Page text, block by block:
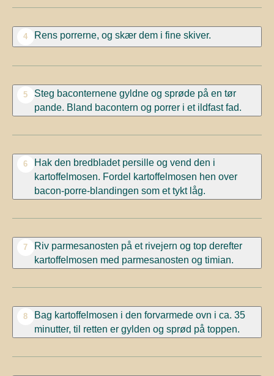
4 Rens porrerne, og skær dem i fine skiver.
5
Steg baconternene gyldne og sprøde på en tør
pande. Bland bacontern og porrer i et ildfast fad.
6
Hak den bredbladet persille og vend den i
kartoffelmosen. Fordel kartoffelmosen hen over
bacon-porre-blandingen som et tykt låg.
7
Riv parmesanosten på et rivejern og top derefter
kartoffelmosen med parmesanosten og timian.
8
Bag kartoffelmosen i den forvarmede ovn i ca. 35
minutter, til retten er gylden og sprød på toppen.